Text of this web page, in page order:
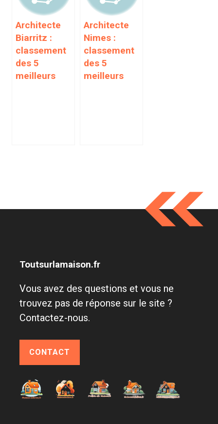
Architecte
Biarritz :
classement
des 5
meilleurs
Architecte
Nimes :
classement
des 5
meilleurs
Toutsurlamaison.fr
Vous avez des questions et vous ne
trouvez pas de réponse sur le site ?
Contactez-nous.
CONTACT